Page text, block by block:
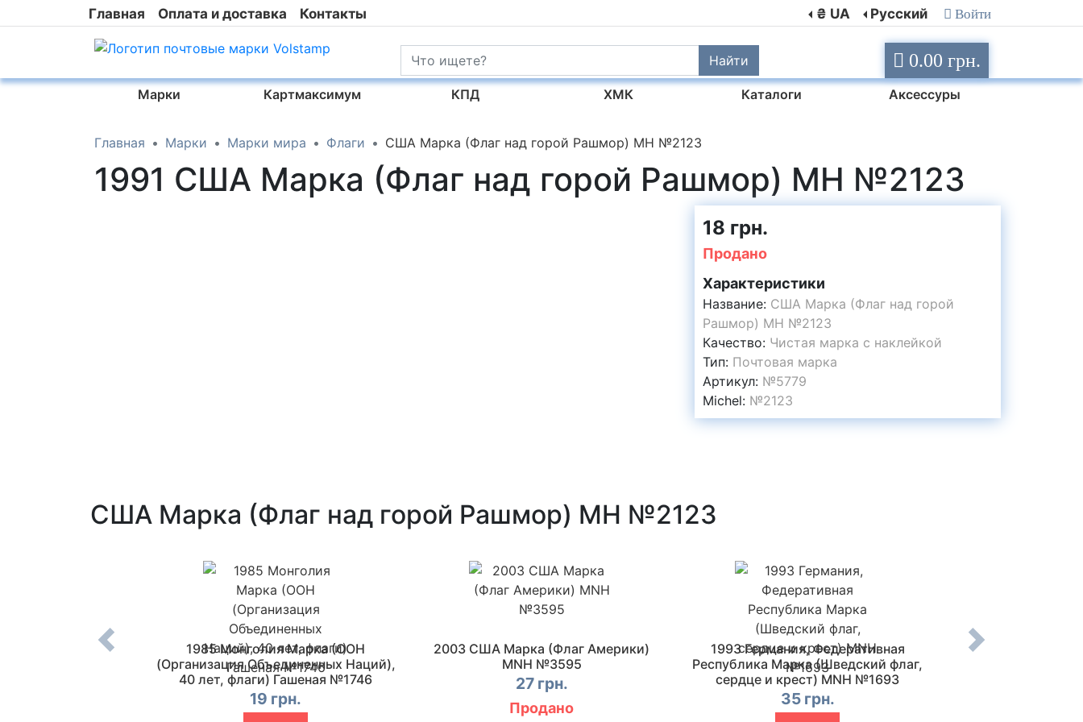
Главная Оплата и доставка Контакты ₴ UA Русский Войти
Найти 0.00 грн.
Марки Картмаксимум КПД ХМК Каталоги Аксессуры
Главная Марки Марки мира Флаги США Марка (Флаг над горой Рашмор) MH №2123
1991 США Марка (Флаг над горой Рашмор) MH №2123
18 грн.
Продано
Характеристики
Название: США Марка (Флаг над горой
Рашмор) MH №2123
Качество: Чистая марка с наклейкой
Тип: Почтовая марка
Артикул: №5779
Michel: №2123
США Марка (Флаг над горой Рашмор) MH №2123
(Ипе и флаг)
1985 Монголия Марка (ООН
(Организация Объединенных Наций),
40 лет, флаги) Гашеная №1746
19 грн.
2003 США Марка (Флаг Америки)
MNH №3595
27 грн.
Продано
1993 Германия, Федеративная
Республика Марка (Шведский флаг,
сердце и крест) MNH №1693
35 грн.
1972